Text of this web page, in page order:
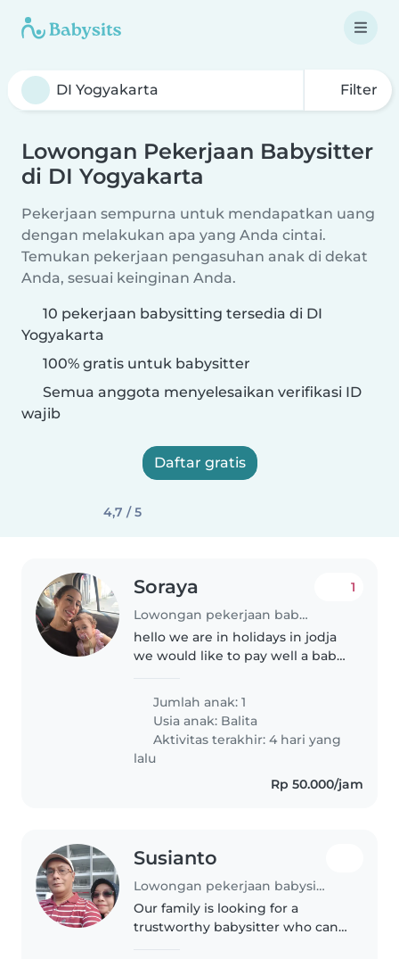
Filter
Lowongan Pekerjaan Babysitter
di DI Yogyakarta
Pekerjaan sempurna untuk mendapatkan uang
dengan melakukan apa yang Anda cintai.
Temukan pekerjaan pengasuhan anak di dekat
Anda, sesuai keinginan Anda.
10 pekerjaan babysitting tersedia di DI
Yogyakarta
100% gratis untuk babysitter
Semua anggota menyelesaikan verifikasi ID
wajib
Daftar gratis
4,7 / 5
Soraya
Lowongan pekerjaan babysitting di DI Yogyakarta
1
hello we are in holidays in jodja
we would like to pay well a baby
little funny girl syana
Jumlah anak: 1
Usia anak: Balita
Aktivitas terakhir: 4 hari yang
lalu
Rp 50.000/jam
Susianto
Lowongan pekerjaan babysitting di DI Yogyakarta
Our family is looking for a
trustworthy babysitter who can